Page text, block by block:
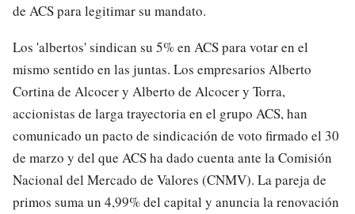
de ACS para legitimar su mandato.
Los 'albertos' sindican su 5% en ACS para votar en el
mismo sentido en las juntas. Los empresarios Alberto
Cortina de Alcocer y Alberto de Alcocer y Torra,
accionistas de larga trayectoria en el grupo ACS, han
comunicado un pacto de sindicación de voto firmado el 30
de marzo y del que ACS ha dado cuenta ante la Comisión
Nacional del Mercado de Valores (CNMV). La pareja de
primos suma un 4,99% del capital y anuncia la renovación